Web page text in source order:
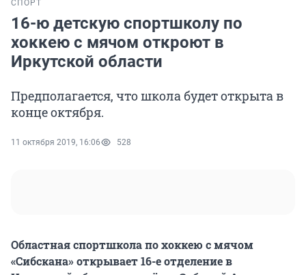
СПОРТ
16-ю детскую спортшколу по
хоккею с мячом откроют в
Иркутской области
Предполагается, что школа будет открыта в
конце октября.
11 октября 2019, 16:06 528
Областная спортшкола по хоккею с мячом
«Сибскана» открывает 16-е отделение в